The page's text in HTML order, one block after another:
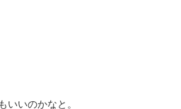
いのかなと。